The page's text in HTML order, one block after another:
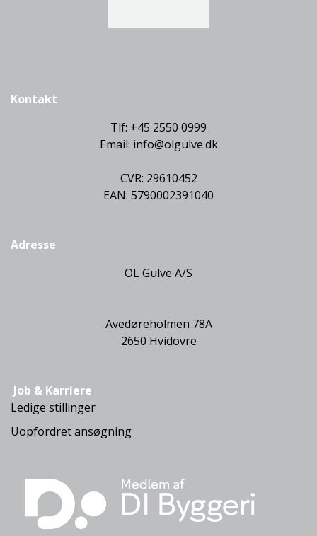
Kontakt
Tlf: +45 2550 0999
Email: info@olgulve.dk
CVR: 29610452
EAN: 5790002391040
Adresse
OL Gulve A/S
Avedøreholmen 78A
2650 Hvidovre
Job & Karriere
Ledige stillinger
Uopfordret ansøgning